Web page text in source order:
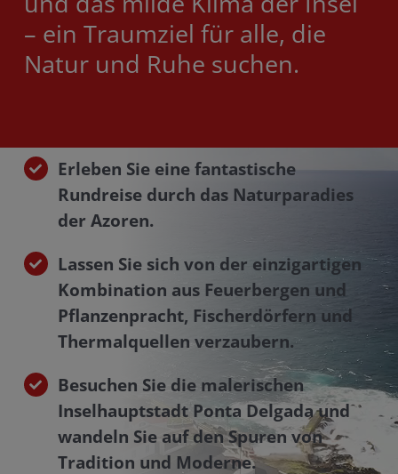
– ein Traumziel für alle, die
Natur und Ruhe suchen.
Erleben Sie eine fantastische
Rundreise durch das Naturparadies
der Azoren.
Lassen Sie sich von der einzigartigen
Kombination aus Feuerbergen und
Pflanzenpracht, Fischerdörfern und
Thermalquellen verzaubern.
Besuchen Sie die malerischen
Inselhauptstadt Ponta Delgada und
wandeln Sie auf den Spuren von
Tradition und Moderne.